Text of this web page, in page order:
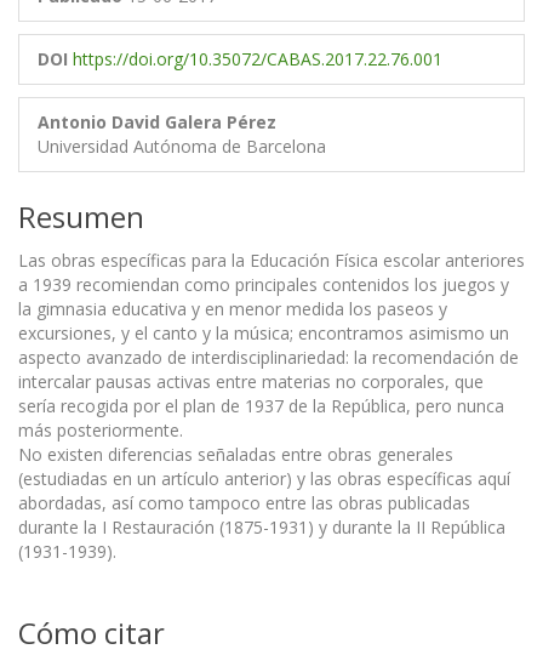
DOI https://doi.org/10.35072/CABAS.2017.22.76.001
Antonio David Galera Pérez
Universidad Autónoma de Barcelona
Resumen
Las obras específicas para la Educación Física escolar anteriores
a 1939 recomiendan como principales contenidos los juegos y
la gimnasia educativa y en menor medida los paseos y
excursiones, y el canto y la música; encontramos asimismo un
aspecto avanzado de interdisciplinariedad: la recomendación de
intercalar pausas activas entre materias no corporales, que
sería recogida por el plan de 1937 de la República, pero nunca
más posteriormente.
No existen diferencias señaladas entre obras generales
(estudiadas en un artículo anterior) y las obras específicas aquí
abordadas, así como tampoco entre las obras publicadas
durante la I Restauración (1875-1931) y durante la II República
(1931-1939).
Cómo citar